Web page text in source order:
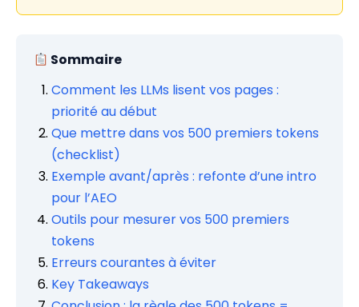
Sommaire
Comment les LLMs lisent vos pages :
priorité au début
Que mettre dans vos 500 premiers tokens
(checklist)
Exemple avant/après : refonte d’une intro
pour l’AEO
Outils pour mesurer vos 500 premiers
tokens
Erreurs courantes à éviter
Key Takeaways